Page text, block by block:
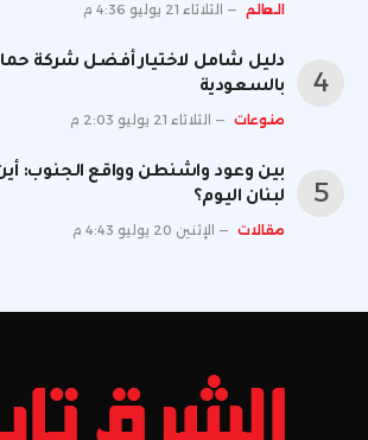
العالم الثلاثاء 21 يوليو 4:36 م
دليل شامل لاختيار أفضل شركة
بالسعودية
منوعات الثلاثاء 21 يوليو 2:03 م
بين وعود واشنطن وواقع الجنوب:
لبنان اليوم؟
مقالات الإثنين 20 يوليو 4:43 م